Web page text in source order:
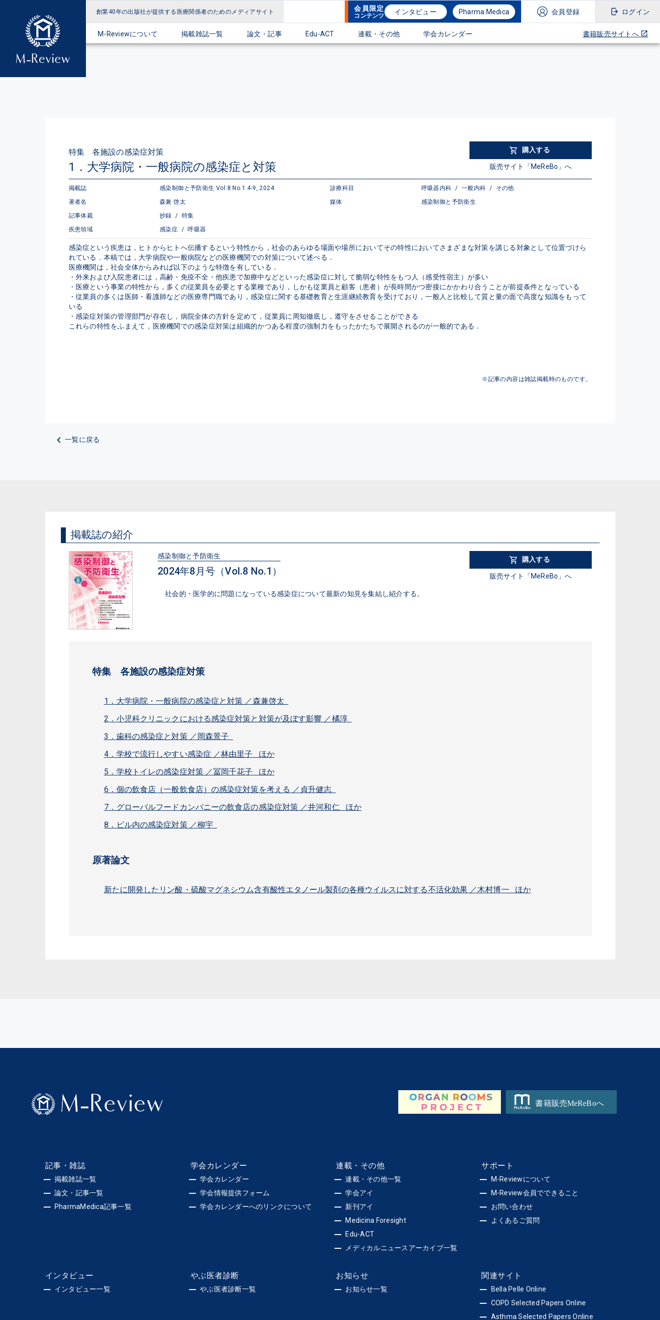
創業40年の出版社が提供する医療関係者のためのメディアサイト 会員限定
コンテンツ インタビュー Pharma Medica 会員登録 ログイン
M-Reviewについて 掲載雑誌一覧 論文・記事 Edu-ACT 連載・その他 学会カレンダー 書籍販売サイトへ
特集 各施設の感染症対策
1．大学病院・一般病院の感染症と対策
購入する
販売サイト「MeReBo」へ
掲載誌
感染制御と予防衛生 Vol.8 No.1 4-9, 2024
著者名
森兼 啓太
記事体裁
抄録 / 特集
疾患領域
感染症 / 呼吸器
診療科目 呼吸器内科 / 一般内科 /
その他
媒体
感染制御と予防衛生
感染症という疾患は，ヒトからヒトへ伝播するという特性から，社会のあらゆる場面や場所においてその特性においてさまざまな対策を講じる対象として位置づけら
れている．本稿では，大学病院や一般病院などの医療機関での対策について述べる．
医療機関は，社会全体からみれば以下のような特徴を有している．
・外来および入院患者には，高齢・免疫不全・他疾患で加療中などといった感染症に対して脆弱な特性をもつ人（感受性宿主）が多い
・医療という事業の特性から，多くの従業員を必要とする業種であり，しかも従業員と顧客（患者）が長時間かつ密接にかかわり合うことが前提条件となっている
・従業員の多くは医師・看護師などの医療専門職であり，感染症に関する基礎教育と生涯継続教育を受けており，一般人と比較して質と量の面で高度な知識をもって
いる
・感染症対策の管理部門が存在し，病院全体の方針を定めて，従業員に周知徹底し，遵守をさせることができる
これらの特性をふまえて，医療機関での感染症対策は組織的かつある程度の強制力をもったかたちで展開されるのが一般的である．
※記事の内容は雑誌掲載時のものです。
一覧に戻る
掲載誌の紹介
感染制御と予防衛生
2024年8月号（Vol.8 No.1）
社会的・医学的に問題になっている感染症について最新の知見を集結し紹介する。
購入する
販売サイト「MeReBo」へ
特集 各施設の感染症対策
1．大学病院・一般病院の感染症と対策 ／森兼啓太
2．小児科クリニックにおける感染症対策と対策が及ぼす影響 ／橘淳
3．歯科の感染症と対策 ／岡森景子
4．学校で流行しやすい感染症 ／林由里子 ほか
5．学校トイレの感染症対策 ／冨岡千花子 ほか
6．個の飲食店（一般飲食店）の感染症対策を考える ／貞升健志
7．グローバルフードカンパニーの飲食店の感染症対策 ／井河和仁 ほか
8．ビル内の感染症対策 ／柳宇
原著論文
新たに開発したリン酸・硫酸マグネシウム含有酸性エタノール製剤の各種ウイルスに対する不活化効果 ／木村博一 ほか
記事・雑誌
掲載雑誌一覧
論文・記事一覧
PharmaMedica記事一覧
学会カレンダー
学会カレンダー
学会情報提供フォーム
学会カレンダーへのリンクについて
連載・その他
連載・その他一覧
学会アイ
新刊アイ
Medicina Foresight
Edu-ACT
メディカルニュースアーカイブ一覧
サポート
M-Reviewについて
M-Review会員でできること
お問い合わせ
よくあるご質問
インタビュー
インタビュー一覧
やぶ医者診断
やぶ医者診断一覧
お知らせ
お知らせ一覧
関連サイト
Bella Pelle Online
COPD Selected Papers Online
Asthma Selected Papers Online